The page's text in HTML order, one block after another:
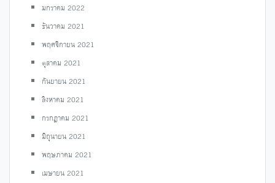
มกราคม 2022
ธันวาคม 2021
พฤศจิกายน 2021
ตุลาคม 2021
กันยายน 2021
สิงหาคม 2021
กรกฎาคม 2021
มิถุนายน 2021
พฤษภาคม 2021
เมษายน 2021